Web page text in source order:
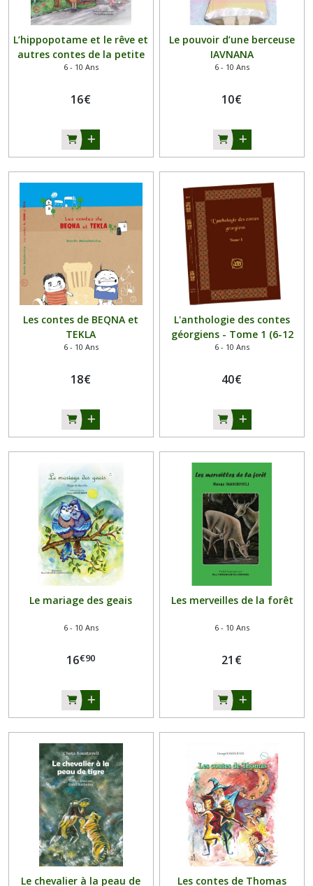
L’hippopotame et le rêve et
autres contes de la petite
ville
6 - 10 Ans
16€
Le pouvoir d’une berceuse
IAVNANA
6 - 10 Ans
10€
Les contes de BEQNA et
TEKLA
6 - 10 Ans
18€
L'anthologie des contes
géorgiens - Tome 1 (6-12
ans)
6 - 10 Ans
40€
Le mariage des geais
6 - 10 Ans
16€90
Les merveilles de la forêt
6 - 10 Ans
21 €
Le chevalier à la peau de Les contes de Thomas